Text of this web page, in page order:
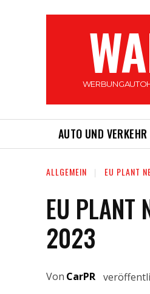
AUTO UND VERKEHR
ALLGEMEIN EU PLANT
EU PLANT
2023
Von CarPR